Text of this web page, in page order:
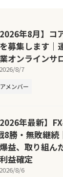
2026年8月】コ
募集します｜
オンラインサ
2026/8/7
メンバー
2026年最新】
8勝・無敗継
益、取り組ん
益確定
2026/8/6